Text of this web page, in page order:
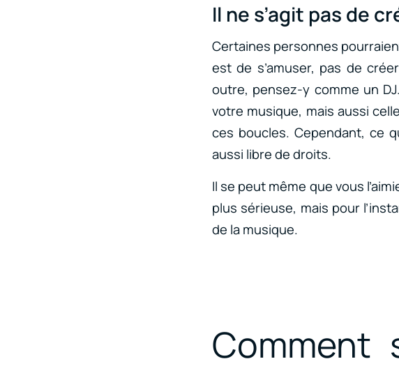
Il ne s’agit pas de
Certaines personnes
est de s’amuser, pas de
outre, pensez-y comme un
votre musique, mais aussi
ces boucles. Cependant, ce
aussi libre de droits.
Il se peut même que vous
plus sérieuse, mais pour
de la musique.
Comment